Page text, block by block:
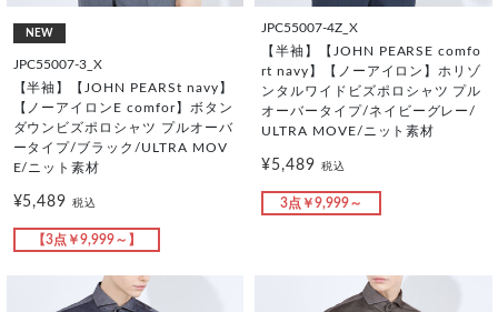
NEW
JPC55007-3_X
【半袖】【JOHN PEARSt navy】
【ノーアイロンE comfor】ボタン
ダウンビズポロシャツ プルオーバ
ータイプ/ブラック/ULTRA MOV
E/ニット素材
¥5,489税込
【3点￥9,999～】
JPC55007-4Z_X
【半袖】【JOHN PEARSE comfo
rt navy】【ノーアイロン】ホリゾ
ンタルワイドビズポロシャツ プル
オーバータイプ/ネイビーグレー/
ULTRA MOVE/ニット素材
¥5,489 税込
3点￥9,999～